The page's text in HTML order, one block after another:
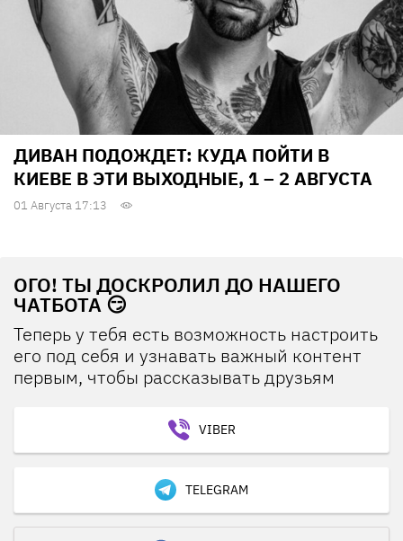
ДИВАН ПОДОЖДЕТ: КУДА ПОЙТИ В
КИЕВЕ В ЭТИ ВЫХОДНЫЕ, 1 – 2 АВГУСТА
01 Августа 17:13
ОГО! ТЫ ДОСКРОЛИЛ ДО НАШЕГО
ЧАТБОТА 😏
Теперь у тебя есть возможность настроить
его под себя и узнавать важный контент
первым, чтобы рассказывать друзьям
VIBER
TELEGRAM